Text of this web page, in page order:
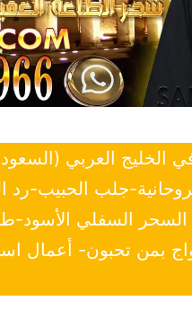
الخليج العربي
جلب الحبيب-
السحر السفلي
بمن تحبون- أعمال